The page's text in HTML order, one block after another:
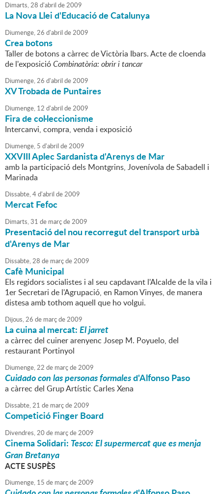
Dimarts,28 d'abril de2009
La Nova Llei d'Educació de Catalunya
Diumenge,26 d'abril de2009
Crea botons
Taller de botons a càrrec de Victòria Ibars. Acte de cloenda
de l'exposicióCombinatòria: obrir i tancar
Diumenge,26 d'abril de2009
XV Trobada de Puntaires
Diumenge, 12 d'abril de2009
Fira de col·leccionisme
Intercanvi, compra, venda i exposició
Diumenge, 5 d'abril de2009
XXVIII Aplec Sardanista d'Arenys de Mar
amb la participació dels Montgrins, Jovenívola de Sabadell i
Marinada
Dissabte,4d'abril de2009
Mercat Fefoc
Dimarts,31 de marçde2009
Presentació del nou recorregut del transport urbà
d'Arenys de Mar
Dissabte,28 de marçde2009
Cafè Municipal
Els regidors socialistes i al seu capdavant l'Alcalde de la vila i
1er Secretari de l'Agrupació, en Ramon Vinyes, de manera
distesa amb tothom aquell que ho volgui.
Dijous,26 de marçde2009
La cuina al mercat:El jarret
a càrrec del cuiner arenyenc Josep M. Poyuelo, del
restaurant Portinyol
Diumenge,22 de marçde2009
Cuidado con las personas formalesd'Alfonso Paso
a càrrec del Grup Artístic Carles Xena
Dissabte,21 de marçde2009
Competició Finger Board
Divendres,20 de marçde2009
Cinema Solidari: Tesco: El supermercat que es menja
Gran Bretanya
ACTE SUSPÈS
Diumenge, 15 de marçde2009